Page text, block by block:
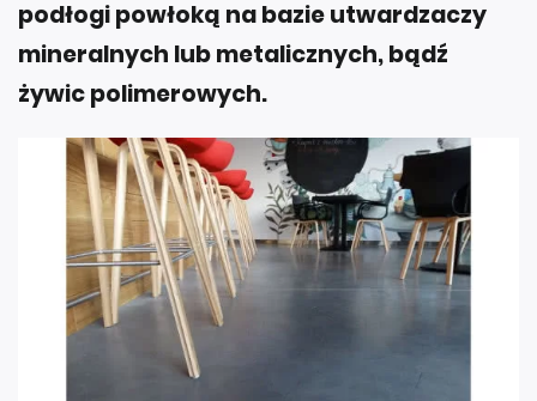
podłogi powłoką na bazie utwardzaczy
mineralnych lub metalicznych, bądź
żywic polimerowych.